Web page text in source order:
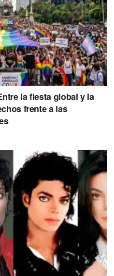
la fiesta global y la
frente a las